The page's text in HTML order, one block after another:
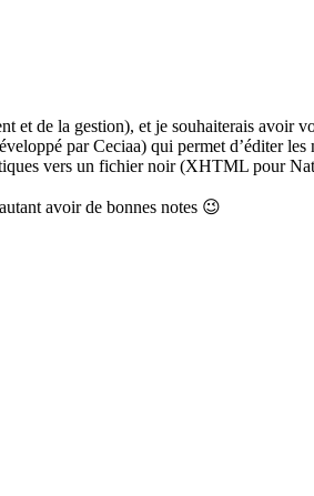
et de la gestion), et je souhaiterais
par Ceciaa) qui permet d’éditer les
vers un fichier noir (XHTML pour
avoir de bonnes notes 😉